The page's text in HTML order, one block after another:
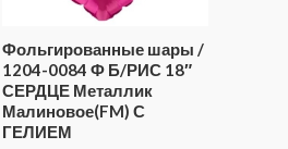
Фольгированные шары /
1204-0084 Ф Б/РИС 18″
СЕРДЦЕ Металлик
Малиновое(FM) С
ГЕЛИЕМ